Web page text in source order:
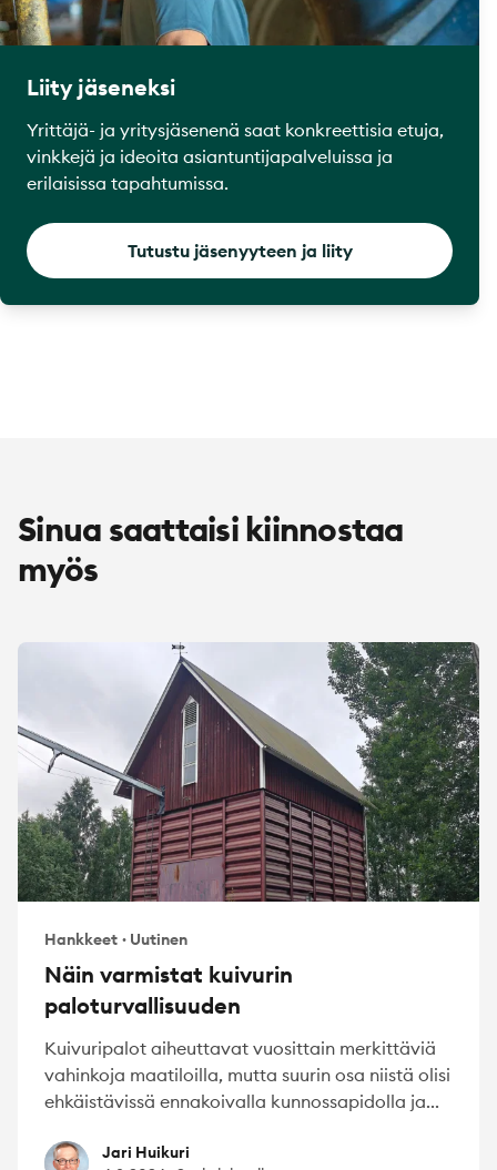
Liity jäseneksi
Yrittäjä- ja yritysjäsenenä saat konkreettisia etuja,
vinkkejä ja ideoita asiantuntijapalveluissa ja
erilaisissa tapahtumissa.
Tutustu jäsenyyteen ja liity
Sinua saattaisi kiinnostaa
myös
Hankkeet · Uutinen
Näin varmistat kuivurin
paloturvallisuuden
Kuivuripalot aiheuttavat vuosittain merkittäviä
vahinkoja maatiloilla, mutta suurin osa niistä olisi
ehkäistävissä ennakoivalla kunnossapidolla ja...
Jari HuikuriJari Huikuri